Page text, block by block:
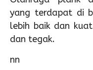
yang terdapat di
lebih baik dan
dan tegak.
nn